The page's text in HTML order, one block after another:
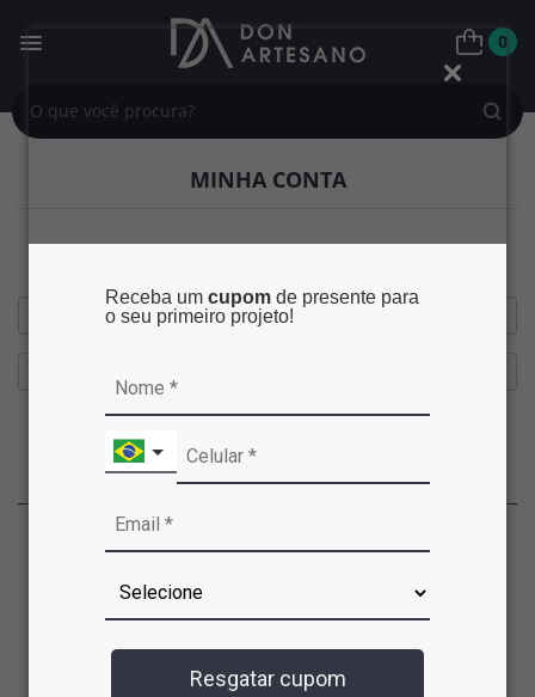
Receba um cupom de presente para
o seu primeiro projeto!
Resgatar cupom
0
MINHA CONTA
Esqueceu sua senha?
Entrar
Não tenho cadastro